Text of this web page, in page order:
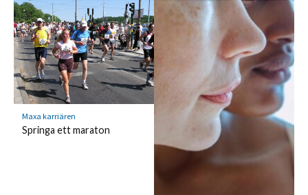
Maxa karriären
Springa ett maraton